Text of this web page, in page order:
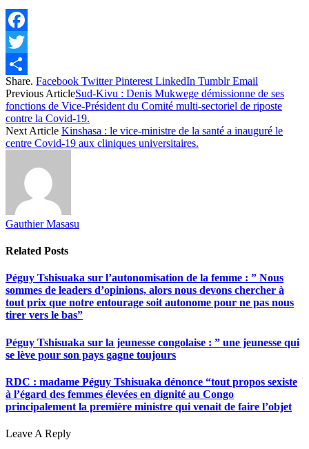
Facebook
Twitter
Share
Share. Facebook Twitter Pinterest LinkedIn Tumblr Email
Previous ArticleSud-Kivu : Denis Mukwege démissionne de ses
fonctions de Vice‐Président du Comité multi-sectoriel de riposte
contre la Covid-19.
Next Article Kinshasa : le vice-ministre de la santé a inauguré le
centre Covid-19 aux cliniques universitaires.
Gauthier Masasu
Related Posts
Péguy Tshisuaka sur l’autonomisation de la femme : ” Nous
sommes de leaders d’opinions, alors nous devons chercher à
tout prix que notre entourage soit autonome pour ne pas nous
tirer vers le bas”
Péguy Tshisuaka sur la jeunesse congolaise : ” une jeunesse qui
se lève pour son pays gagne toujours
RDC : madame Péguy Tshisuaka dénonce “tout propos sexiste
à l’égard des femmes élevées en dignité au Congo
principalement la première ministre qui venait de faire l’objet
Leave A Reply